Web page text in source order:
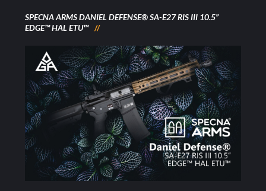
SPECNA ARMS DANIEL DEFENSE® SA-E27 RIS III 10.5”
EDGE™ HAL ETU™